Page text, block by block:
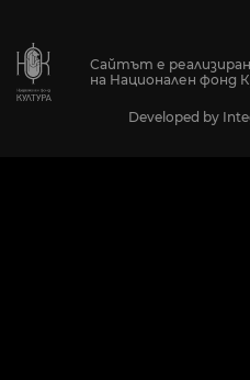
Сайтът е
на Национален фонд
Developed by